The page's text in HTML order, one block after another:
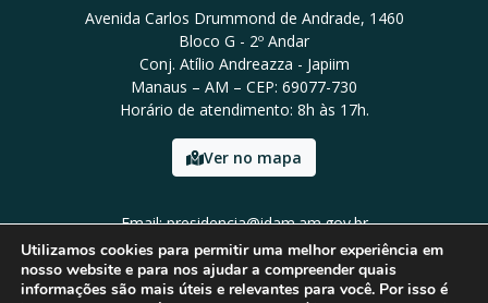
Avenida Carlos Drummond de Andrade, 1460
Bloco G - 2º Andar
Conj. Atílio Andreazza - Japiim
Manaus – AM – CEP: 69077-730
Horário de atendimento: 8h às 17h.
Ver no mapa
Email: presidencia@idam.am.gov.br
Tel: (92) 98452-9911
Utilizamos cookies para permitir uma melhor experiência em
nosso website e para nos ajudar a compreender quais
informações são mais úteis e relevantes para você. Por isso é